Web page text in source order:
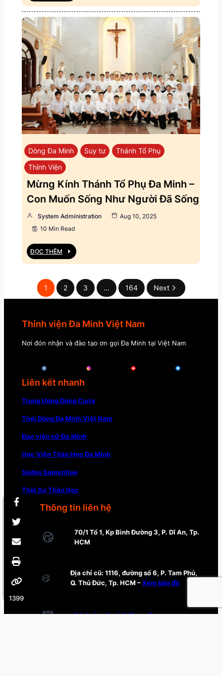
Dòng Đa Minh Suy tư
Thánh Tổ Phụ
Thỉnh Viện
Mừng Kính Thánh Tổ Phụ Đa Minh –
Con Muốn Sống Như Người Đã Sống
System Administration
Aug 10, 2025
10 Min Read
ĐỌC THÊM
1 2 3 … 164 Next
Thỉnh viện Đa Minh Việt Nam
Nơi đón nhận và đào tạo ơn gọi Đa Minh tại Việt Nam
Liên kết nhanh
Trung Ương Dòng Curia
Tỉnh Dòng Đa Minh Việt Nam
Đan viện nữ Đa Minh
Học Viện Thần Học Đa Minh
Sedes Sapientiae
Thời Sự Thần Học
Thông tin liên hệ
70/1 Tổ 1, Kp Bình Đường 3, P. Dĩ An, Tp.
HCM
Địa chỉ cũ: 1116, đường số 6, P. Tam Phú,
Q. Thủ Đức, Tp. HCM –Xem bản đồ
thinhviendaminh@gmail.com
1399